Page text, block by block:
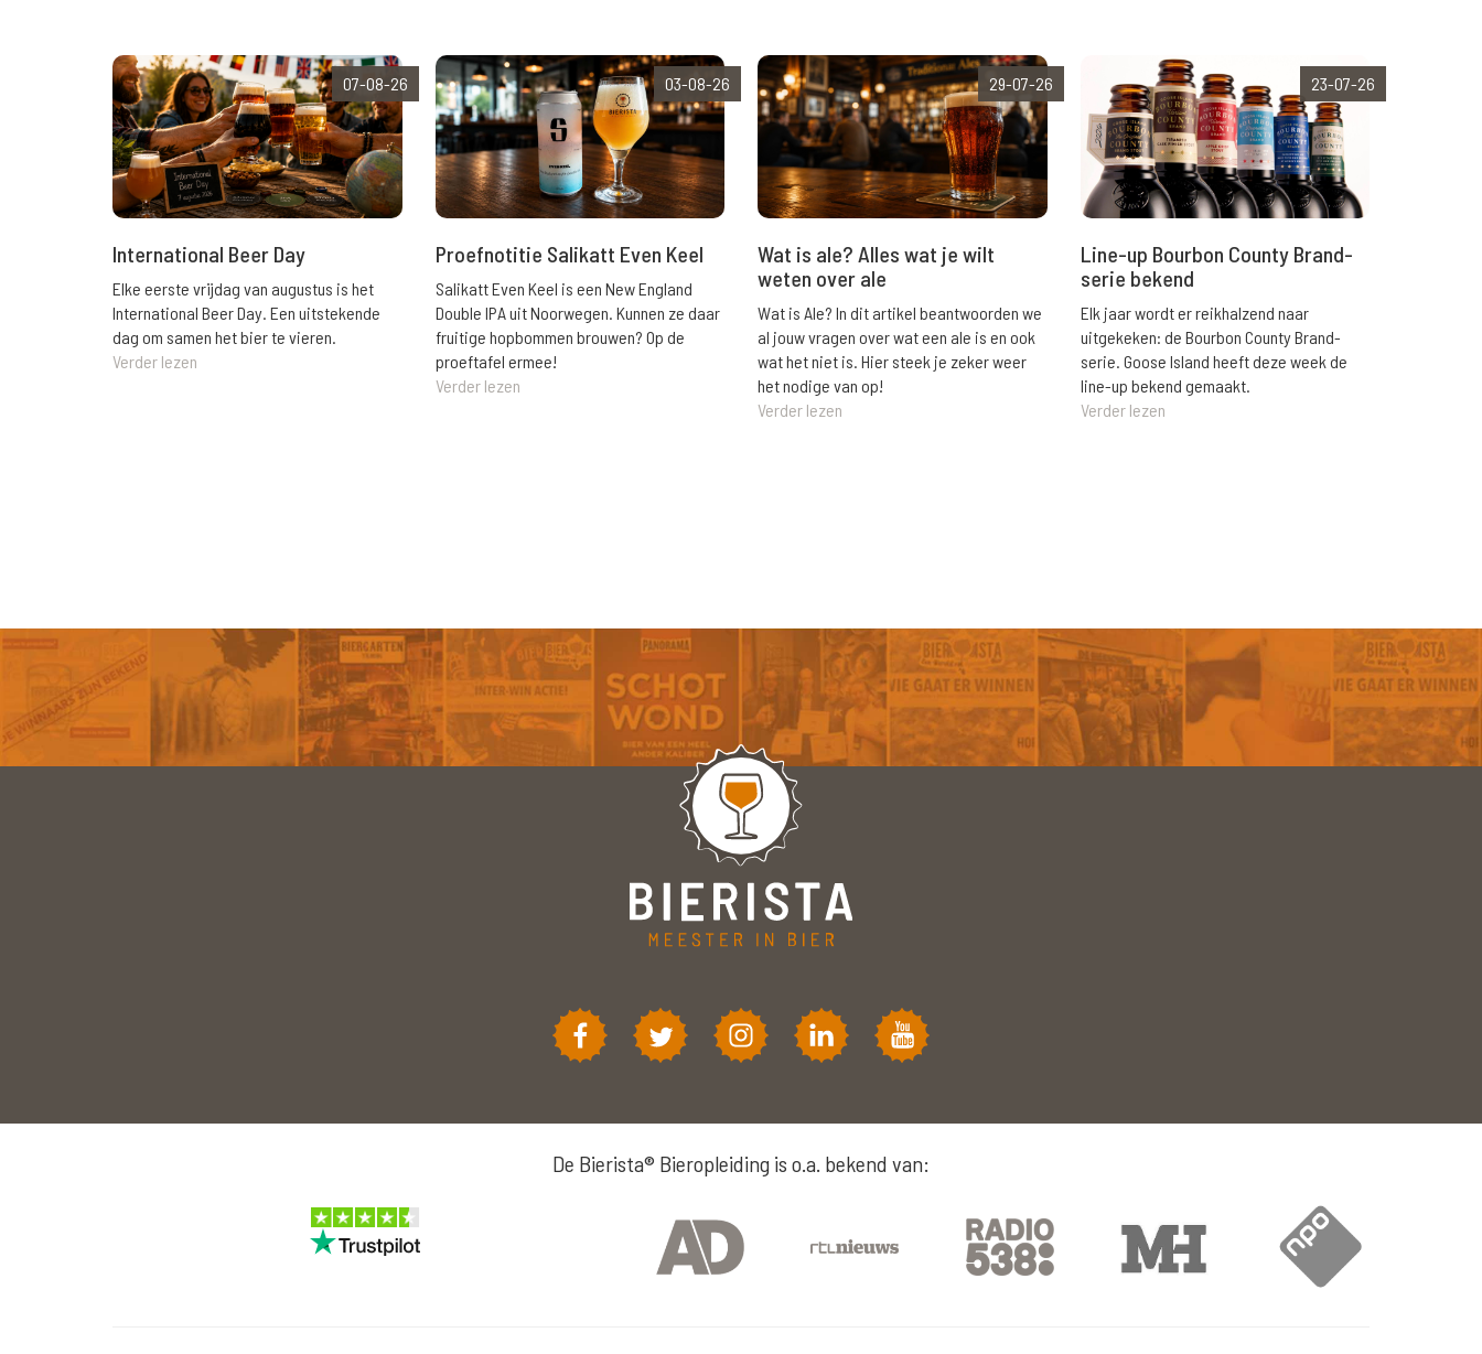
07-08-26
International Beer Day
Elke eerste vrijdag van augustus is het
International Beer Day. Een uitstekende
dag om samen het bier te vieren.
Verder lezen
03-08-26
Proefnotitie Salikatt Even Keel
Salikatt Even Keel is een New England
Double IPA uit Noorwegen. Kunnen ze daar
fruitige hopbommen brouwen? Op de
proeftafel ermee!
Verder lezen
29-07-26
Wat is ale? Alles wat je wilt
weten over ale
Wat is Ale? In dit artikel beantwoorden we
al jouw vragen over wat een ale is en ook
wat het niet is. Hier steek je zeker weer
het nodige van op!
Verder lezen
23-07-26
Line-up Bourbon County Brand-
serie bekend
Elk jaar wordt er reikhalzend naar
uitgekeken: de Bourbon County Brand-
serie. Goose Island heeft deze week de
line-up bekend gemaakt.
Verder lezen
De Bierista® Bieropleiding is o.a. bekend van: